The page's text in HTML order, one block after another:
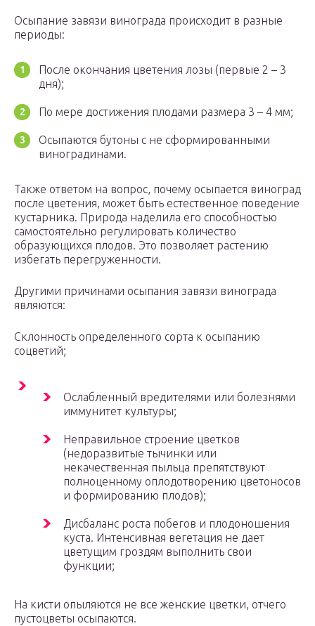
Осыпание завязи винограда происходит в разные
периоды:
После окончания цветения лозы (первые 2 – 3
дня);
По мере достижения плодами размера 3 – 4 мм;
Осыпаются бутоны с не сформированными
виноградинами.
Также ответом на вопрос, почему осыпается виноград
после цветения, может быть естественное поведение
кустарника. Природа наделила его способностью
самостоятельно регулировать количество
образующихся плодов. Это позволяет растению
избегать перегруженности.
Другими причинами осыпания завязи винограда
являются:
Склонность определенного сорта к осыпанию
соцветий;
Ослабленный вредителями или болезнями
иммунитет культуры;
Неправильное строение цветков
(недоразвитые тычинки или
некачественная пыльца препятствуют
полноценному оплодотворению цветоносов
и формированию плодов);
Дисбаланс роста побегов и плодоношения
куста. Интенсивная вегетация не дает
цветущим гроздям выполнить свои
функции;
На кисти опыляются не все женские цветки, отчего
пустоцветы осыпаются.